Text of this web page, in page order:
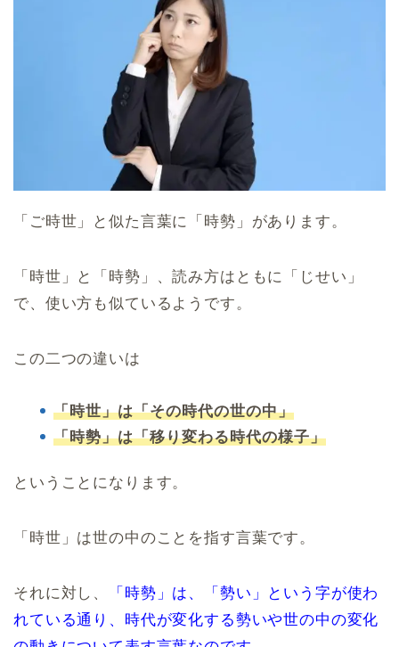
「ご時世」と似た言葉に「時勢」があります。
「時世」と「時勢」、読み方はともに「じせい」
で、使い方も似ているようです。
この二つの違いは
「時世」は「その時代の世の中」
「時勢」は「移り変わる時代の様子」
ということになります。
「時世」は世の中のことを指す言葉です。
それに対し、
「時勢」は、「勢い」という字が使わ
れている通り、時代が変化する勢いや世の中の変化